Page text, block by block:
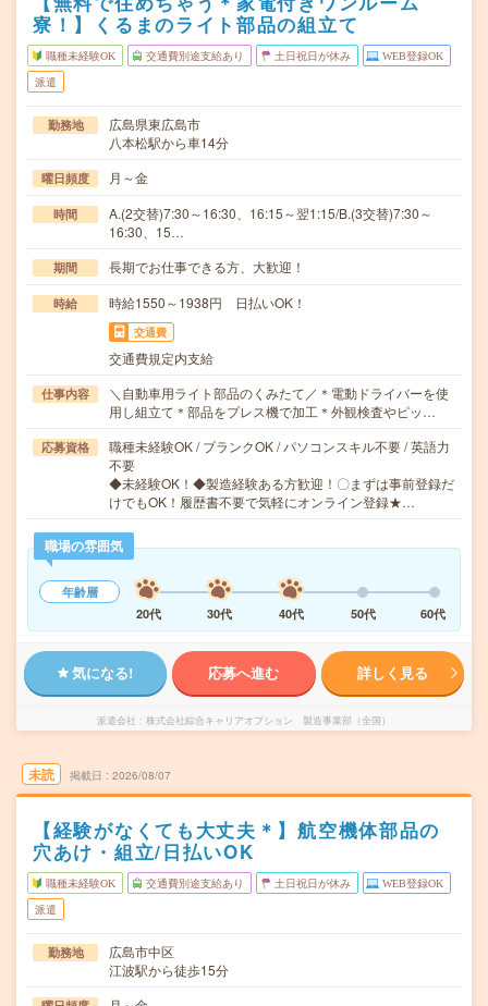
寮！】くるまのライト部品の組立て
職種未経験OK 交通費別途支給あり 土日祝日が休み WEB登録OK
派遣
勤務地
広島県東広島市
八本松駅から車14分
曜日頻度 月～金
時間
A.(2交替)7:30～16:30、16:15～翌1:15/B.(3交替)7:30～
16:30、15…
期間 長期でお仕事できる方、大歓迎！
時給 時給1550～1938円 日払いOK！
交通費
交通費規定内支給
仕事内容
＼自動車用ライト部品のくみたて／＊電動ドライバーを使
用し組立て＊部品をプレス機で加工＊外観検査やピッ…
応募資格
職種未経験OK / ブランクOK / パソコンスキル不要 / 英語力
不要
◆未経験OK！◆製造経験ある方歓迎！〇まずは事前登録だ
けでもOK！履歴書不要で気軽にオンライン登録★…
職場の雰囲気
年齢層
20代
30代 40代 50代 60代
気になる! 応募へ進む 詳しく見る
派遣会社 株式会社綜合キャリアオプション 製造事業部（全国）
未読 掲載日 2026/08/07
【経験がなくても大丈夫＊】航空機体部品の
穴あけ・組立/日払いOK
職種未経験OK 交通費別途支給あり 土日祝日が休み WEB登録OK
派遣
勤務地
広島市中区
江波駅から徒歩15分